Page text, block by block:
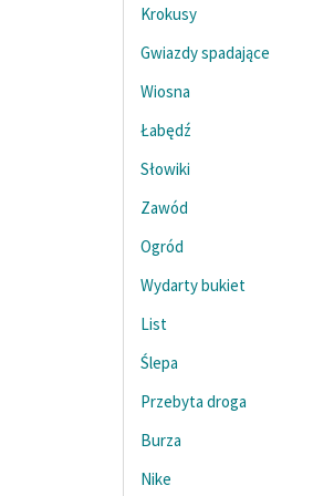
Krokusy
Gwiazdy spadające
Wiosna
Łabędź
Słowiki
Zawód
Ogród
Wydarty bukiet
List
Ślepa
Przebyta droga
Burza
Nike